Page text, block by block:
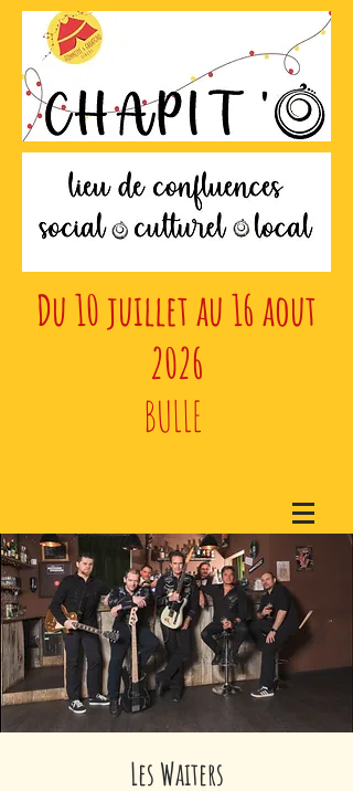
Du 10 juillet au 16 aout
2026
BULLE
Les Waiters